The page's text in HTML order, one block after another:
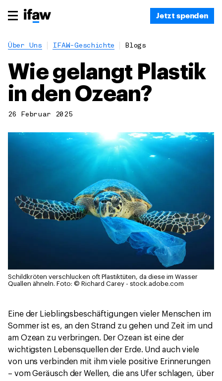
Jetzt spenden
Über Uns IFAW-Geschichte Blogs
Wie gelangt Plastik
in den Ozean?
26 Februar 2025
Schildkröten verschlucken oft Plastiktüten, da diese im Wasser
Quallen ähneln. Foto: © Richard Carey - stock.adobe.com
Eine der Lieblingsbeschäftigungen vieler Menschen im
Sommer ist es, an den Strand zu gehen und Zeit im und
am Ozean zu verbringen. Der Ozean ist eine der
wichtigsten Lebensquellen der Erde. Und auch viele
von uns verbinden mit ihm viele positive Erinnerungen
– vom Geräusch der Wellen, die ans Ufer schlagen, über